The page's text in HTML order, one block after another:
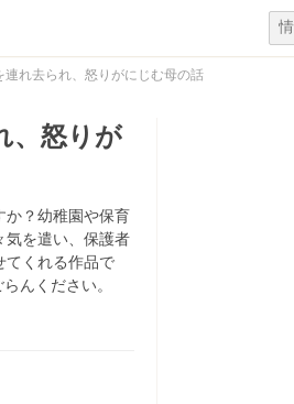
連れ去られ、怒りがにじむ母の話
、怒りが
か？幼稚園や保育
気を遣い、保護者
てくれる作品で
んください。